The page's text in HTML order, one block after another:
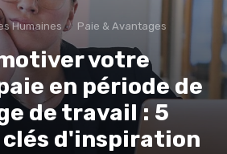
Humaines Paie & Avantages
votre
en période de
de travail : 5
d'inspiration